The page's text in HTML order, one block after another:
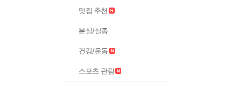
맛집 추천
분실/실종
건강/운동
스포츠 관람